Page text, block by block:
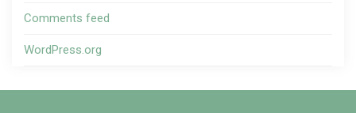
Comments feed
WordPress.org